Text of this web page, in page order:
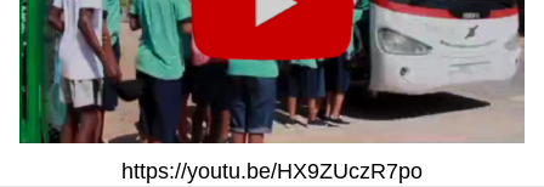
https://youtu.be/HX9ZUczR7po